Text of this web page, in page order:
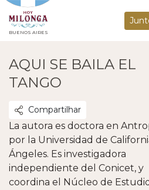
BUENOS AIRES
AQUI SE BAILA EL
TANGO
Compartilhar
La autora es doctora en
por la Universidad de
Ángeles. Es investigadora
independiente del Conicet, y
coordina el Núcleo de